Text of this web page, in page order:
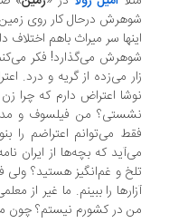
درحال کار روی زمین
سر میراث باهم اختلاف دارند
می‌گذارد! فکر می‌کنم امیل
می‌زده از گریه و درد.
اعتراض دارم که چرا زن
من فیلسوف و مددکار
می‌توانم اعتراضم را
که بچه‌ها از ایران نامه
و غم‌انگیز هستید؟ ولی فکر
را ببینم. ما غیر از معلمی و
در کشورم نیستم؟ چون من